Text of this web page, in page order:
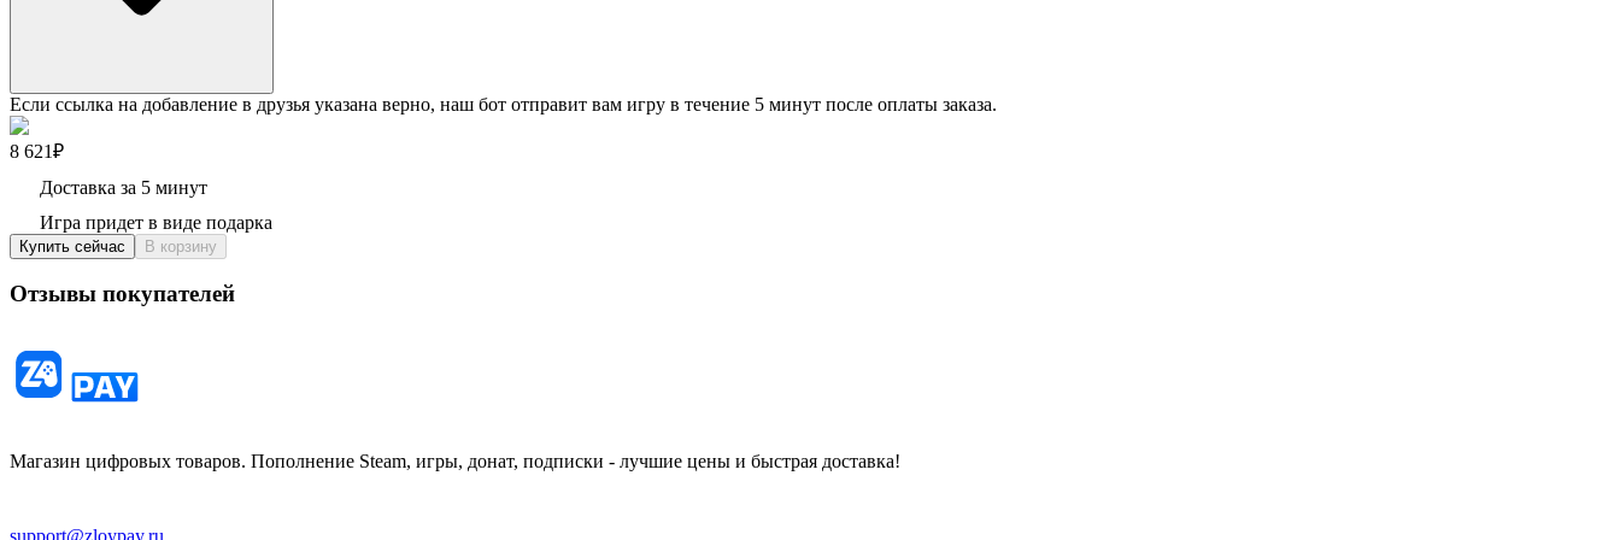
Если ссылка на добавление в друзья указана верно, наш бот отправит вам игру в течение 5 минут после оплаты заказа.
8 621₽
Доставка за 5 минут
Игра придет в виде подарка
Купить сейчас В корзину
Отзывы покупателей
Магазин цифровых товаров. Пополнение Steam, игры, донат, подписки - лучшие цены и быстрая доставка!
support@zloypay.ru